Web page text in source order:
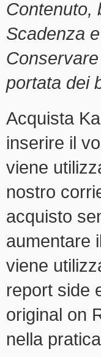
Contenuto,
Scadenza e
portata dei
Acquista
inserire il
viene
nostro
acquisto
aumentare
viene
report side
original on
nella